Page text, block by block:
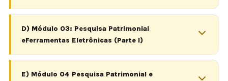
D) Módulo 03: Pesquisa Patrimonial
eFerramentas Eletrônicas (Parte I)
E) Módulo 04 Pesquisa Patrimonial e